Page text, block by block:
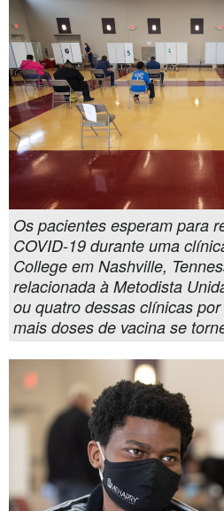
Os pacientes esperam para
COVID-19 durante uma
College em Nashville,
relacionada à Metodista
ou quatro dessas clínicas
mais doses de vacina se